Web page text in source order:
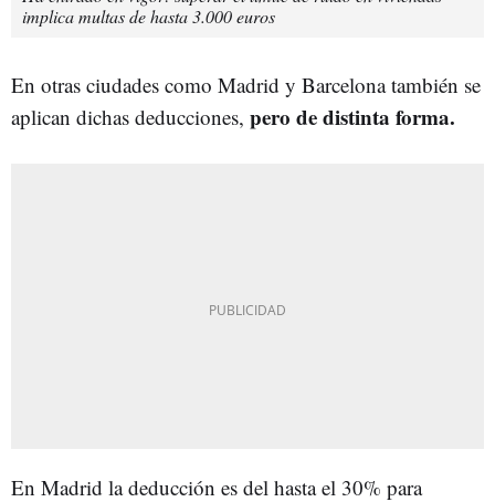
implica multas de hasta 3.000 euros
En otras ciudades como Madrid y Barcelona también se
aplican dichas deducciones, pero de distinta forma.
En Madrid la deducción es del hasta el 30% para